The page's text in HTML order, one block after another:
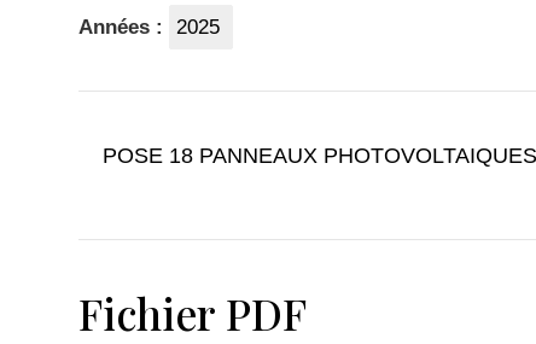
Années : 2025
POSE 18 PANNEAUX
Fichier PDF